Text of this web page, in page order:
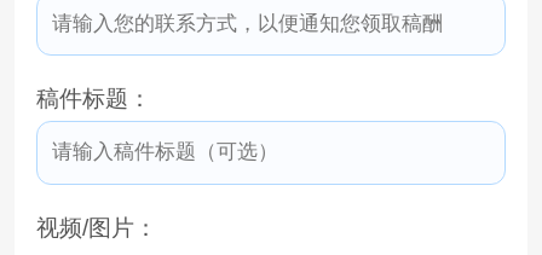
稿件标题：
视频/图片：